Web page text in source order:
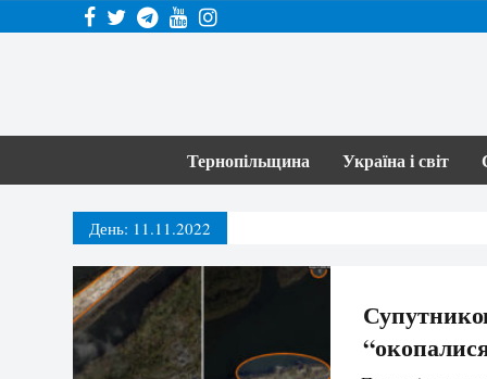
Тернопільщина Україна і світ
День: 11.11.2022